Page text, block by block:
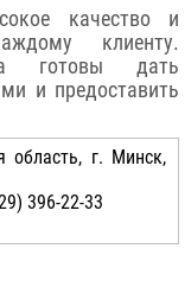
качество и
клиенту.
готовы дать
и предоставить
область, г. Минск,
396-22-33